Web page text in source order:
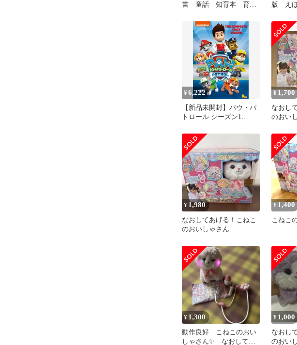
書 童話 知育本 育
版 え
¥6,222
【新品未開封】パウ・パ
トロール シーズン1
ウィットニー (監督) 形
式: DVD
¥ 1,700
なおし
のおい
¥ 1,980
なおしてあげる！こねこ
のおいしゃさん
¥1,400
こねこ
¥ 1,300
動作良好 こねこのおい
しゃさん✨ なおしてあ
¥ 1,000
なおし
のおい